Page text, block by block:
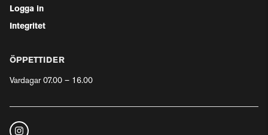
Logga in
Integritet
ÖPPETTIDER
Vardagar 07.00 – 16.00